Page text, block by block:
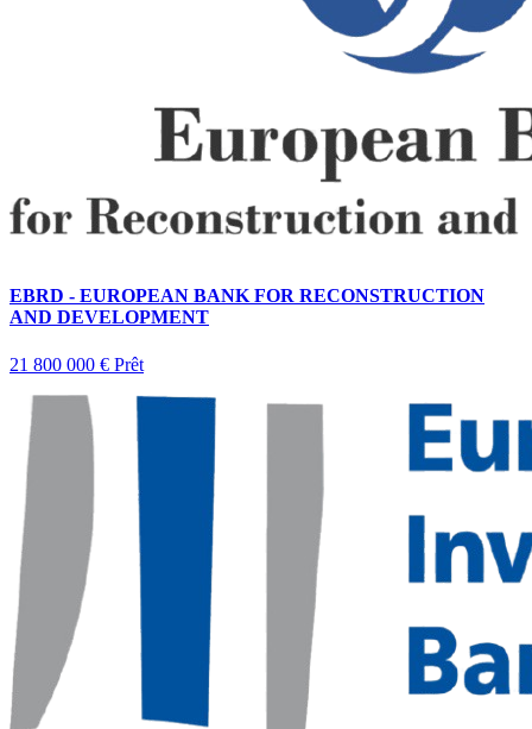
EBRD - EUROPEAN BANK FOR RECONSTRUCTION
AND DEVELOPMENT
21 800 000 € Prêt